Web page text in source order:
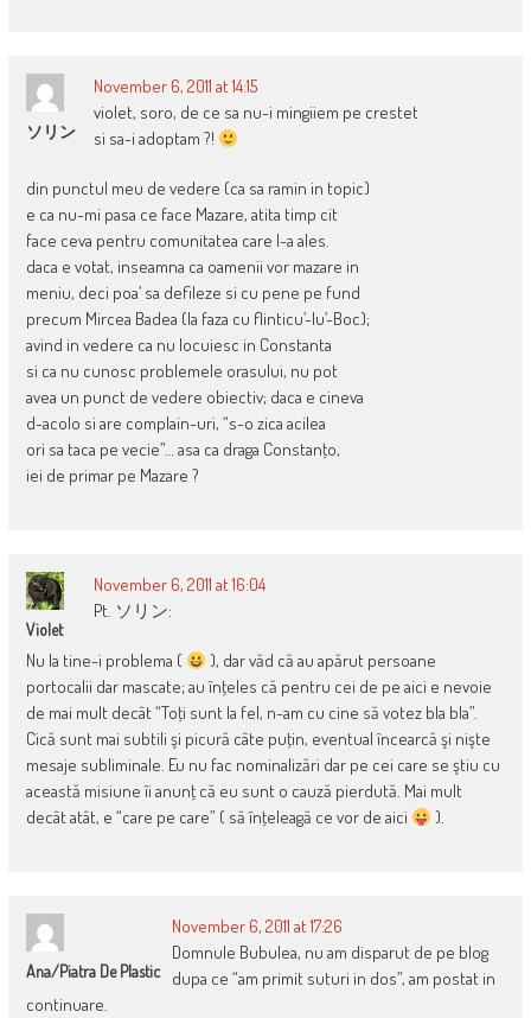
ソリン
November 6, 2011 at 14:15
violet, soro, de ce sa nu-i mingiiem pe crestet
si sa-i adoptam ?!
din punctul meu de vedere (ca sa ramin in topic)
e ca nu-mi pasa ce face Mazare, atita timp cit
face ceva pentru comunitatea care l-a ales.
daca e votat, inseamna ca oamenii vor mazare in
meniu, deci poa’ sa defileze si cu pene pe fund
precum Mircea Badea (la faza cu flinticu’-lu’-Boc);
avind in vedere ca nu locuiesc in Constanta
si ca nu cunosc problemele orasului, nu pot
avea un punct de vedere obiectiv; daca e cineva
d-acolo si are complain-uri, “s-o zica acilea
ori sa taca pe vecie”… asa ca draga Constanţo,
iei de primar pe Mazare ?
Violet
November 6, 2011 at 16:04
Pt. ソリン:
Nu la tine-i problema (
), dar văd că au apărut persoane
portocalii dar mascate; au înţeles că pentru cei de pe aici e nevoie
de mai mult decât “Toţi sunt la fel, n-am cu cine să votez bla bla”.
Cică sunt mai subtili şi picură câte puţin, eventual încearcă şi nişte
mesaje subliminale. Eu nu fac nominalizări dar pe cei care se ştiu cu
această misiune îi anunţ că eu sunt o cauză pierdută. Mai mult
decât atât, e “care pe care” ( să înţeleagă ce vor de aici
).
Ana/piatra De Plastic
November 6, 2011 at 17:26
Domnule Bubulea, nu am disparut de pe blog
dupa ce “am primit suturi in dos”, am postat in
continuare.